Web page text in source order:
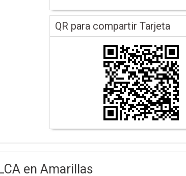
QR para compartir Tarjeta
en Amarillas